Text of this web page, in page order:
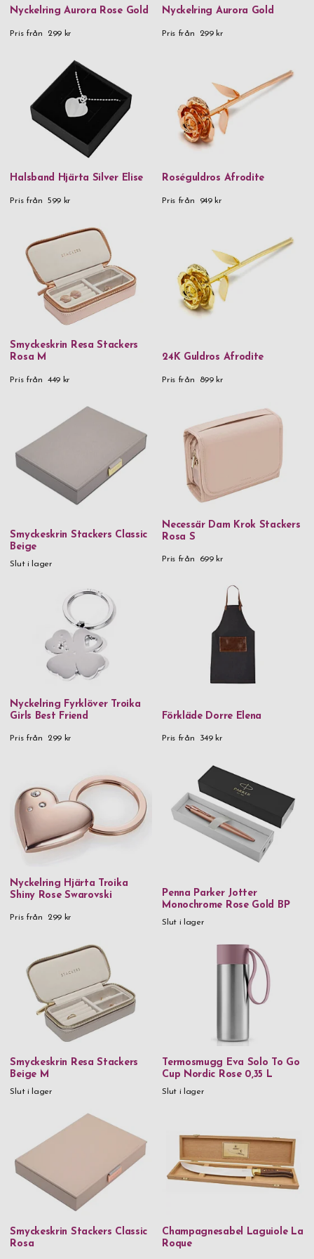
Troika
Vezzosi
Zack
Zippo
925 Sterling Silver
Aluminium & metall
Aluminium & trä
bamboo
Handgjort glas & trä
Läder & rostfritt stål
Metall & kristaller
Munblåst glas & stål
Mässing
Roséguldpläterad ros
Rostfritt stål
Rostfritt stål & kristaller
Rostfritt stål & trä
Veganskt läder
Veganskt läder & tyg
Rödvinsglas
Vitvinsglas
Pris
0 kr 999,99 kr
1 000 kr -1 999,99 kr
2 000 kr 2 999,99 kr
Nyckelring Aurora Rose Gold
Pris från 299 kr
Nyckelring Aurora Gold
Pris från 299 kr
Halsband Hjärta Silver Elise
Pris från 599 kr
Roséguldros Afrodite
Pris från 949 kr
Smyckeskrin Resa Stackers
Rosa M
Pris från 449 kr
24K Guldros Afrodite
Pris från 899 kr
Smyckeskrin Stackers Classic
Beige
Slut i lager
Necessär Dam Krok Stackers
Rosa S
Pris från 699 kr
Nyckelring Fyrklöver Troika
Girls Best Friend
Pris från 299 kr
Förkläde Dorre Elena
Pris från 349 kr
Nyckelring Hjärta Troika
Shiny Rose Swarovski
Pris från 299 kr
Penna Parker Jotter
Monochrome Rose Gold BP
Slut i lager
Smyckeskrin Resa Stackers
Beige M
Slut i lager
Termosmugg Eva Solo To Go
Cup Nordic Rose 0,35 L
Slut i lager
Smyckeskrin Stackers Classic
Rosa
Champagnesabel Laguiole La
Roque